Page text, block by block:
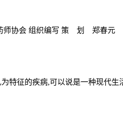
执业药师协会 组织编写 策
特征的疾病,可以说是一种现代